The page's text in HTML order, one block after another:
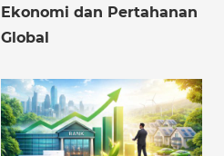
Ekonomi dan Pertahanan
Global